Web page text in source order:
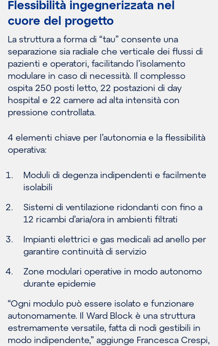
Flessibilità ingegnerizzata nel
cuore del progetto
La struttura a forma di “tau” consente una
separazione sia radiale che verticale dei flussi di
pazienti e operatori, facilitando l’isolamento
modulare in caso di necessità. Il complesso
ospita 250 posti letto, 22 postazioni di day
hospital e 22 camere ad alta intensità con
pressione controllata.
4 elementi chiave per l’autonomia e la flessibilità
operativa:
Moduli di degenza indipendenti e facilmente
isolabili
Sistemi di ventilazione ridondanti con fino a
12 ricambi d’aria/ora in ambienti filtrati
Impianti elettrici e gas medicali ad anello per
garantire continuità di servizio
Zone modulari operative in modo autonomo
durante epidemie
“Ogni modulo può essere isolato e funzionare
autonomamente. Il Ward Block è una struttura
estremamente versatile, fatta di nodi gestibili in
modo indipendente,” aggiunge Francesca Crespi,